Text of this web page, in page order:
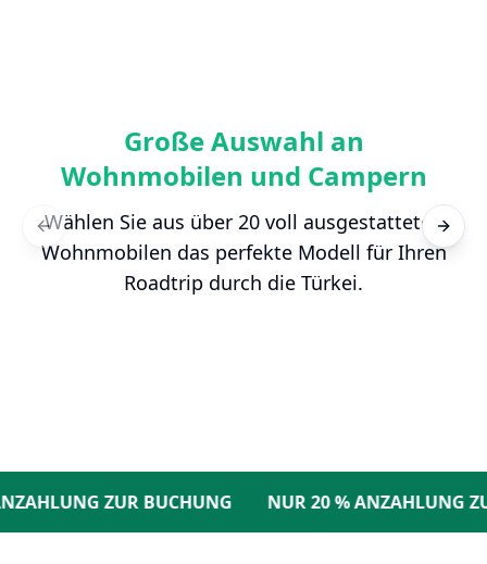
Große Auswahl an
Wohnmobilen und Campern
Wählen Sie aus über 20 voll ausgestatteten
Wohnmobilen das perfekte Modell für Ihren
Roadtrip durch die Türkei.
Previous slide Next
ZUR BUCHUNG NUR 20 % ANZAHLUNG ZUR